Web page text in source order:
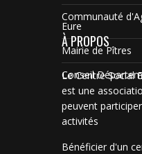
Communauté
Eure
Mairie de Pîtres
Conseil
À PROPOS
Le Centre Social
est une
peuvent
activités
Bénéficier d'un